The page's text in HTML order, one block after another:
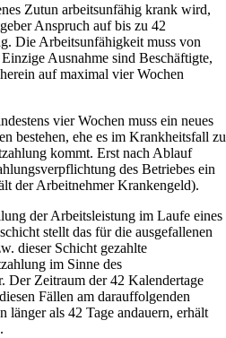
Zutun arbeitsunfähig krank wird,
Anspruch auf bis zu 42
Die Arbeitsunfähigkeit muss von
Ausnahme sind Beschäftigte,
auf maximal vier Wochen
vier Wochen muss ein neues
bestehen, ehe es im Krankheitsfall zu
kommt. Erst nach Ablauf
des Betriebes ein
der Arbeitnehmer Krankengeld).
der Arbeitsleistung im Laufe eines
stellt das für die ausgefallenen
dieser Schicht gezahlte
im Sinne des
Der Zeitraum der 42 Kalendertage
Fällen am darauffolgenden
länger als 42 Tage andauern, erhält